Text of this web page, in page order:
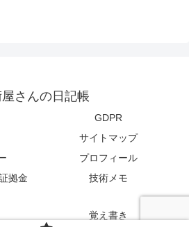
さんの日記帳
GDPR
サイトマップ
プロフィール
拠金
技術メモ
覚え書き